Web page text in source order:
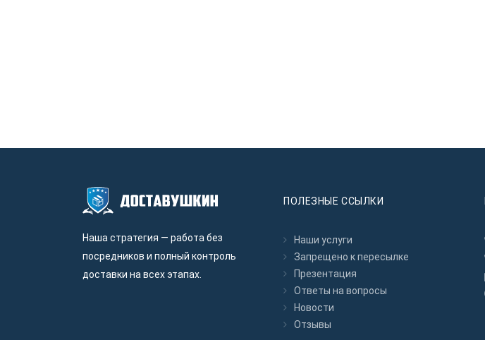
Наша стратегия — работа без
посредников и полный контроль
доставки на всех этапах.
ПОЛЕЗНЫЕ ССЫЛКИ
Наши услуги
Запрещено к пересылкe
Презентация
Ответы на вопросы
Новости
Отзывы